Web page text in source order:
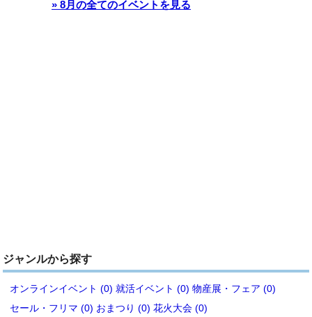
» 8月の全てのイベントを見る
ジャンルから探す
オンラインイベント (0) 就活イベント (0) 物産展・フェア (0)
セール・フリマ (0) おまつり (0) 花火大会 (0)